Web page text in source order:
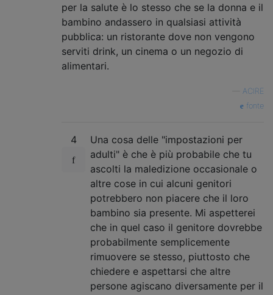
per la salute è lo stesso che se la donna e il
bambino andassero in qualsiasi attività
pubblica: un ristorante dove non vengono
serviti drink, un cinema o un negozio di
alimentari.
ACIRE
fonte
4
Una cosa delle "impostazioni per
adulti" è che è più probabile che tu
ascolti la maledizione occasionale o
altre cose in cui alcuni genitori
potrebbero non piacere che il loro
bambino sia presente. Mi aspetterei
che in quel caso il genitore dovrebbe
probabilmente semplicemente
rimuovere se stesso, piuttosto che
chiedere e aspettarsi che altre
persone agiscano diversamente per il